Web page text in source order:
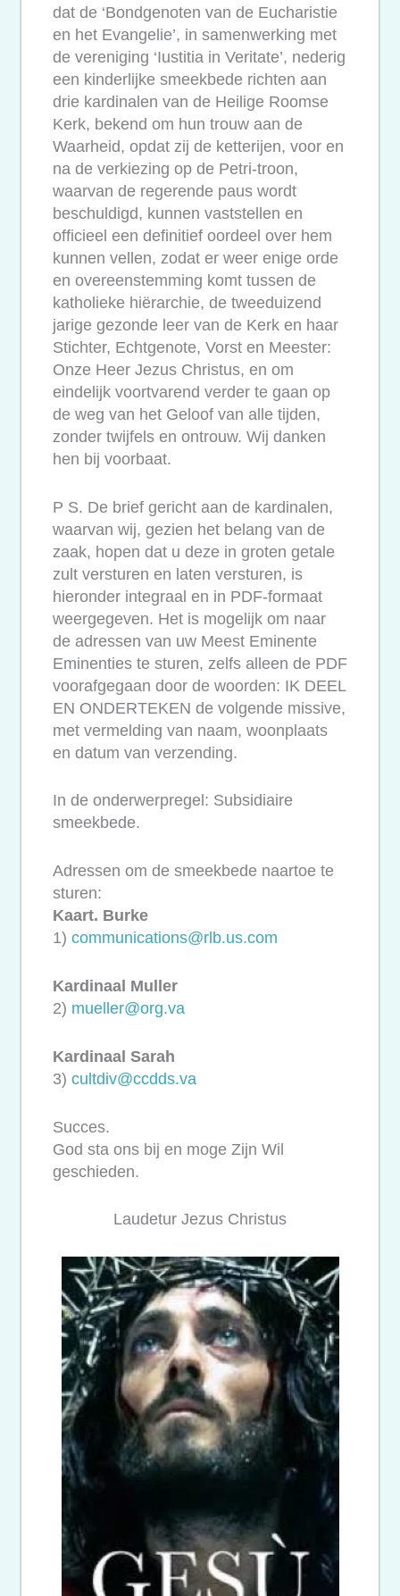
dat de ‘Bondgenoten van de Eucharistie
en het Evangelie’, in samenwerking met
de vereniging ‘Iustitia in Veritate’, nederig
een kinderlijke smeekbede richten aan
drie kardinalen van de Heilige Roomse
Kerk, bekend om hun trouw aan de
Waarheid, opdat zij de ketterijen, voor en
na de verkiezing op de Petri-troon,
waarvan de regerende paus wordt
beschuldigd, kunnen vaststellen en
officieel een definitief oordeel over hem
kunnen vellen, zodat er weer enige orde
en overeenstemming komt tussen de
katholieke hiërarchie, de tweeduizend
jarige gezonde leer van de Kerk en haar
Stichter, Echtgenote, Vorst en Meester:
Onze Heer Jezus Christus, en om
eindelijk voortvarend verder te gaan op
de weg van het Geloof van alle tijden,
zonder twijfels en ontrouw. Wij danken
hen bij voorbaat.
P S. De brief gericht aan de kardinalen,
waarvan wij, gezien het belang van de
zaak, hopen dat u deze in groten getale
zult versturen en laten versturen, is
hieronder integraal en in PDF-formaat
weergegeven. Het is mogelijk om naar
de adressen van uw Meest Eminente
Eminenties te sturen, zelfs alleen de PDF
voorafgegaan door de woorden: IK DEEL
EN ONDERTEKEN de volgende missive,
met vermelding van naam, woonplaats
en datum van verzending.
In de onderwerpregel: Subsidiaire
smeekbede.
Adressen om de smeekbede naartoe te
sturen:
Kaart. Burke
1) communications@rlb.us.com
Kardinaal Muller
2) mueller@org.va
Kardinaal Sarah
3) cultdiv@ccdds.va
Succes.
God sta ons bij en moge Zijn Wil
geschieden.
Laudetur Jezus Christus